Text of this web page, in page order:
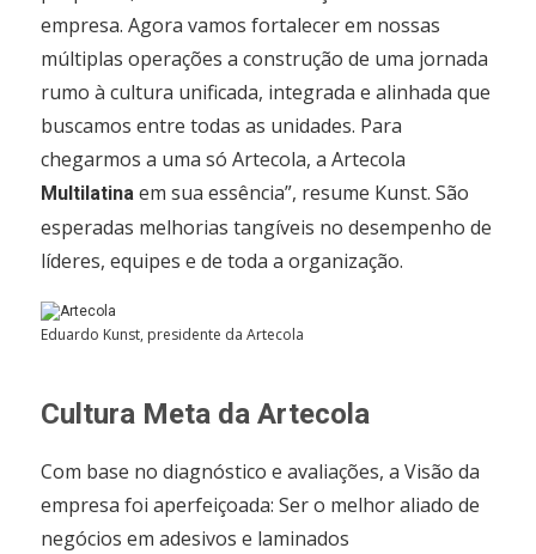
empresa. Agora vamos fortalecer em nossas
múltiplas operações a construção de uma jornada
rumo à cultura unificada, integrada e alinhada que
buscamos entre todas as unidades. Para
chegarmos a uma só Artecola, a Artecola
Multilatina em sua essência”, resume Kunst. São
esperadas melhorias tangíveis no desempenho de
líderes, equipes e de toda a organização.
Eduardo Kunst, presidente da Artecola
Cultura Meta da Artecola
Com base no diagnóstico e avaliações, a Visão da
empresa foi aperfeiçoada: Ser o melhor aliado de
negócios em adesivos e laminados